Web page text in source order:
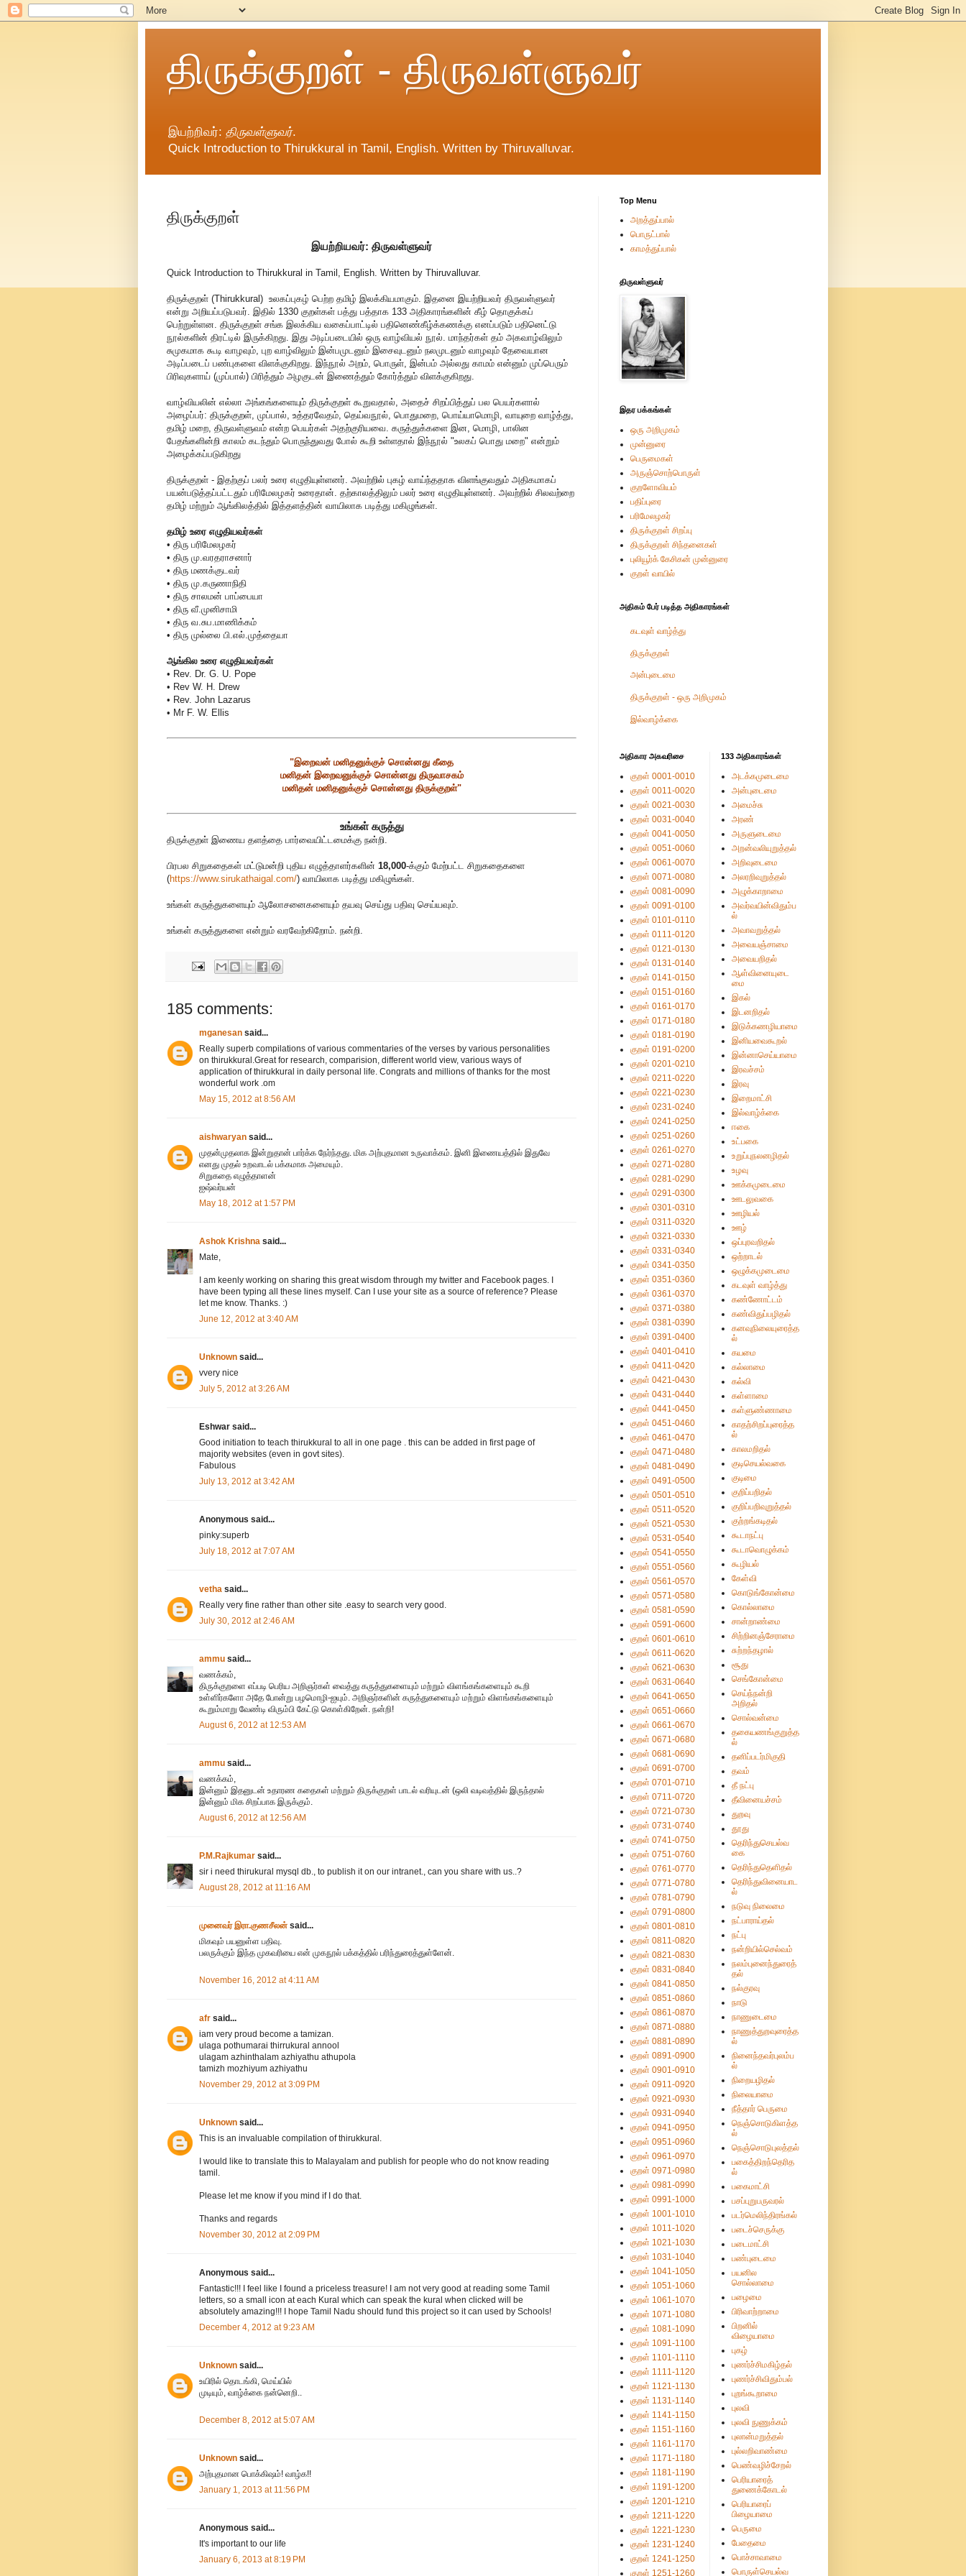
திருக்குறள் - திருவள்ளுவர்
இயற்றிவர்: திருவள்ளுவர்.
Quick Introduction to Thirukkural in Tamil, English. Written by Thiruvalluvar.
திருக்குறள்
இயற்றியவர்: திருவள்ளுவர்
Quick Introduction to Thirukkural in Tamil, English. Written by Thiruvalluvar.
திருக்குறள் (Thirukkural) உலகப்புகழ் பெற்ற தமிழ் இலக்கியமாகும். இதனை இயற்றியவர் திருவள்ளுவர்
என்று அறியப்படுபவர். இதில் 1330 குறள்கள் பத்து பத்தாக 133 அதிகாரங்களின் கீழ் தொகுக்கப்
பெற்றுள்ளன. திருக்குறள் சங்க இலக்கிய வகைப்பாட்டில் பதினெண்கீழ்க்கணக்கு எனப்படும் பதினெட்டு
நூல்களின் திரட்டில் இருக்கிறது. இது அடிப்படையில் ஒரு வாழ்வியல் நூல். மாந்தர்கள் தம் அகவாழ்விலும்
சுமுகமாக கூடி வாழவும், புற வாழ்விலும் இன்பமுடனும் இசைவுடனும் நலமுடனும் வாழவும் தேவையான
அடிப்படைப் பண்புகளை விளக்குகிறது. இந்நூல் அறம், பொருள், இன்பம் அல்லது காமம் என்னும் முப்பெரும்
பிரிவுகளாய் (முப்பால்) பிரித்தும் அழகுடன் இணைத்தும் கோர்த்தும் விளக்குகிறது.
வாழ்வியலின் எல்லா அங்கங்களையும் திருக்குறள் கூறுவதால், அதைச் சிறப்பித்துப் பல பெயர்களால்
அழைப்பர்: திருக்குறள், முப்பால், உத்தரவேதம், தெய்வநூல், பொதுமறை, பொய்யாமொழி, வாயுறை வாழ்த்து,
தமிழ் மறை, திருவள்ளுவம் என்ற பெயர்கள் அதற்குரியவை. கருத்துக்களை இன, மொழி, பாலின
பேதங்களின்றி காலம் கடந்தும் பொருந்துவது போல் கூறி உள்ளதால் இந்நூல் "உலகப் பொது மறை" என்றும்
அழைக்கப்படுகிறது
திருக்குறள் - இதற்குப் பலர் உரை எழுதியுள்ளனர். அவற்றில் புகழ் வாய்ந்ததாக விளங்குவதும் அதிகமாகப்
பயன்படுத்தப்பட்டதும் பரிமேலழகர் உரைதான். தற்காலத்திலும் பலர் உரை எழுதியுள்ளனர். அவற்றில் சிலவற்றை
தமிழ் மற்றும் ஆங்கிலத்தில் இத்தளத்தின் வாயிலாக படித்து மகிழுங்கள்.
தமிழ் உரை எழுதியவர்கள்
• திரு பரிமேலழகர்
• திரு மு.வரதராசனார்
• திரு மணக்குடவர்
• திரு மு.கருணாநிதி
• திரு சாலமன் பாப்பையா
• திரு வீ.முனிசாமி
• திரு வ.சுப.மாணிக்கம்
• திரு முல்லை பி.எல்.முத்தையா
ஆங்கில உரை எழுதியவர்கள்
• Rev. Dr. G. U. Pope
• Rev W. H. Drew
• Rev. John Lazarus
• Mr F. W. Ellis
"இறைவன் மனிதனுக்குச் சொன்னது கீதை
மனிதன் இறைவனுக்குச் சொன்னது திருவாசகம்
மனிதன் மனிதனுக்குச் சொன்னது திருக்குறள்"
உங்கள் கருத்து
திருக்குறள் இணைய தளத்தை பார்வையிட்டமைக்கு நன்றி.
பிரபல சிறுகதைகள் மட்டுமன்றி புதிய எழுத்தாளர்களின் 18,000-க்கும் மேற்பட்ட சிறுகதைகளை
(https://www.sirukathaigal.com/) வாயிலாக படித்து மகிழுங்கள்.
உங்கள் கருத்துகளையும் ஆலோசனைகளையும் தயவு செய்து பதிவு செய்யவும்.
உங்கள் கருத்துகளை என்றும் வரவேற்கிறோம். நன்றி.
185 comments:
mganesan said...
Really superb compilations of various commentaries of the verses by various personalities
on thirukkural.Great for research, comparision, different world view, various ways of
application of thirukkural in daily personal life. Congrats and millions of thanks for the most
wonderful work .om
May 15, 2012 at 8:56 AM
aishwaryan said...
முதன்முதலாக இன்றுதான் பார்க்க நேர்ந்தது. மிக அற்புதமான உருவாக்கம். இனி இணையத்தில் இதுவே
எனது முதல் உறவாடல் பக்கமாக அமையும்.
சிறுகதை எழுத்தாளன்
ஐஷ்வர்யன்
May 18, 2012 at 1:57 PM
Ashok Krishna said...
Mate,
I am keenly working on sharing this great wisdom through my twitter and Facebook pages. I
have been typing all these lines myself. Can I use your site as a source of reference? Please
let me know. Thanks. :)
June 12, 2012 at 3:40 AM
Unknown said...
vvery nice
July 5, 2012 at 3:26 AM
Eshwar said...
Good initiation to teach thirukkural to all in one page . this can be added in first page of
majority websites (even in govt sites).
Fabulous
July 13, 2012 at 3:42 AM
Anonymous said...
pinky:superb
July 18, 2012 at 7:07 AM
vetha said...
Really very fine rather than other site .easy to search very good.
July 30, 2012 at 2:46 AM
ammu said...
வணக்கம்,
திருக்குறளை எப்படி பெரிய அறிஞர்கள் வைத்து கருத்துகளையும் மற்றும் விளங்கங்களையும் கூறி
உள்ளிர்களோ அதே போன்று பழமொழி-ஐயும். அறிஞர்களின் கருத்துகளையும் மற்றும் விளங்கங்களையும்
கூறும்மாறு வேண்டி விரும்பி கேட்டு கொள்கிறேன். நன்றி!
August 6, 2012 at 12:53 AM
ammu said...
வணக்கம்,
இன்னும் இதனுடன் உதாரண கதைகள் மற்றும் திருக்குறள் பாடல் வரியுடன் (ஒலி வடிவத்தில் இருந்தால்
இன்னும் மிக சிறப்பாக இருக்கும்.
August 6, 2012 at 12:56 AM
P.M.Rajkumar said...
sir i need thirukural mysql db., to publish it on our intranet., can you share with us..?
August 28, 2012 at 11:16 AM
முனைவர் இரா.குணசீலன் said...
மிகவும் பயனுள்ள பதிவு.
பலருக்கும் இந்த முகவரியை என் முகநூல் பக்கத்தில் பரிந்துரைத்துள்ளேன்.
November 16, 2012 at 4:11 AM
afr said...
iam very proud become a tamizan.
ulaga pothumarai thirrukural annool
ulagam azhinthalam azhiyathu athupola
tamizh mozhiyum azhiyathu
November 29, 2012 at 3:09 PM
Unknown said...
This is an invaluable compilation of thirukkural.
I would like to translate this to Malayalam and publish for people who do not know reading
tamil.
Please let me know if you mind if I do that.
Thanks and regards
November 30, 2012 at 2:09 PM
Anonymous said...
Fantastic!!! I feel like I found a priceless treasure! I am not very good at reading some Tamil
letters, so a small icon at each Kural which can speak the kural when clicked will be
absolutely amazing!!! I hope Tamil Nadu should fund this project so it can used by Schools!
December 4, 2012 at 9:23 AM
Unknown said...
உயிரில் தொடங்கி, மெய்யில்
முடியும், வாழ்க்கை நன்னெறி..
December 8, 2012 at 5:07 AM
Unknown said...
அற்புதமான பொக்கிஷம்! வாழ்க!!
January 1, 2013 at 11:56 PM
Anonymous said...
It's important to our life
January 6, 2013 at 8:19 PM
Top Menu
அறத்துப்பால்
பொருட்பால்
காமத்துப்பால்
திருவள்ளுவர்
இதர பக்கங்கள்
ஒரு அறிமுகம்
முன்னுரை
பெருமைகள்
அருஞ்சொற்பொருள்
குறளோவியம்
பதிப்புரை
பரிமேலழகர்
திருக்குறள் சிறப்பு
திருக்குறள் சிந்தனைகள்
புலியூர்க் கேசிகன் முன்னுரை
குறள் வாயில்
அதிகம் பேர் படித்த அதிகாரங்கள்
கடவுள் வாழ்த்து
திருக்குறள்
அன்புடைமை
திருக்குறள் - ஒரு அறிமுகம்
இல்வாழ்க்கை
அதிகார அகவரிசை
குறள் 0001-0010
குறள் 0011-0020
குறள் 0021-0030
குறள் 0031-0040
குறள் 0041-0050
குறள் 0051-0060
குறள் 0061-0070
குறள் 0071-0080
குறள் 0081-0090
குறள் 0091-0100
குறள் 0101-0110
குறள் 0111-0120
குறள் 0121-0130
குறள் 0131-0140
குறள் 0141-0150
குறள் 0151-0160
குறள் 0161-0170
குறள் 0171-0180
குறள் 0181-0190
குறள் 0191-0200
குறள் 0201-0210
குறள் 0211-0220
குறள் 0221-0230
குறள் 0231-0240
குறள் 0241-0250
குறள் 0251-0260
குறள் 0261-0270
குறள் 0271-0280
குறள் 0281-0290
குறள் 0291-0300
குறள் 0301-0310
குறள் 0311-0320
குறள் 0321-0330
குறள் 0331-0340
குறள் 0341-0350
குறள் 0351-0360
குறள் 0361-0370
குறள் 0371-0380
குறள் 0381-0390
குறள் 0391-0400
குறள் 0401-0410
குறள் 0411-0420
குறள் 0421-0430
குறள் 0431-0440
குறள் 0441-0450
குறள் 0451-0460
குறள் 0461-0470
குறள் 0471-0480
குறள் 0481-0490
குறள் 0491-0500
குறள் 0501-0510
குறள் 0511-0520
குறள் 0521-0530
குறள் 0531-0540
குறள் 0541-0550
குறள் 0551-0560
குறள் 0561-0570
குறள் 0571-0580
குறள் 0581-0590
குறள் 0591-0600
குறள் 0601-0610
குறள் 0611-0620
குறள் 0621-0630
குறள் 0631-0640
குறள் 0641-0650
குறள் 0651-0660
குறள் 0661-0670
குறள் 0671-0680
குறள் 0681-0690
குறள் 0691-0700
குறள் 0701-0710
குறள் 0711-0720
குறள் 0721-0730
குறள் 0731-0740
குறள் 0741-0750
குறள் 0751-0760
குறள் 0761-0770
குறள் 0771-0780
குறள் 0781-0790
குறள் 0791-0800
குறள் 0801-0810
குறள் 0811-0820
குறள் 0821-0830
குறள் 0831-0840
குறள் 0841-0850
குறள் 0851-0860
குறள் 0861-0870
குறள் 0871-0880
குறள் 0881-0890
குறள் 0891-0900
குறள் 0901-0910
குறள் 0911-0920
குறள் 0921-0930
குறள் 0931-0940
குறள் 0941-0950
குறள் 0951-0960
குறள் 0961-0970
குறள் 0971-0980
குறள் 0981-0990
குறள் 0991-1000
குறள் 1001-1010
குறள் 1011-1020
குறள் 1021-1030
குறள் 1031-1040
குறள் 1041-1050
குறள் 1051-1060
குறள் 1061-1070
குறள் 1071-1080
குறள் 1081-1090
குறள் 1091-1100
குறள் 1101-1110
குறள் 1111-1120
குறள் 1121-1130
குறள் 1131-1140
குறள் 1141-1150
குறள் 1151-1160
குறள் 1161-1170
குறள் 1171-1180
குறள் 1181-1190
குறள் 1191-1200
குறள் 1201-1210
குறள் 1211-1220
குறள் 1221-1230
குறள் 1231-1240
குறள் 1241-1250
குறள் 1251-1260
133 அதிகாரங்கள்
அடக்கமுடைமை
அன்புடைமை
அமைச்சு
அரண்
அருளுடைமை
அறன்வலியுறுத்தல்
அறிவுடைமை
அலரறிவுறுத்தல்
அழுக்காறாமை
அவர்வயின்விதும்ப
ல்
அவாவறுத்தல்
அவையஞ்சாமை
அவையறிதல்
ஆள்வினையுடை
மை
இகல்
இடனறிதல்
இடுக்கணழியாமை
இனியவைகூறல்
இன்னாசெய்யாமை
இரவச்சம்
இரவு
இறைமாட்சி
இல்வாழ்க்கை
ஈகை
உட்பகை
உறுப்புநலனழிதல்
உழவு
ஊக்கமுடைமை
ஊடலுவகை
ஊழியல்
ஊழ்
ஒப்புரவறிதல்
ஒற்றாடல்
ஒழுக்கமுடைமை
கடவுள் வாழ்த்து
கண்ணோட்டம்
கண்விதுப்பழிதல்
கனவுநிலையுரைத்த
ல்
கயமை
கல்லாமை
கல்வி
கள்ளாமை
கள்ளுண்ணாமை
காதற்சிறப்புரைத்த
ல்
காலமறிதல்
குடிசெயல்வகை
குடிமை
குறிப்பறிதல்
குறிப்பறிவுறுத்தல்
குற்றங்கடிதல்
கூடாநட்பு
கூடாவொழுக்கம்
கூழியல்
கேள்வி
கொடுங்கோன்மை
கொல்லாமை
சான்றாண்மை
சிற்றினஞ்சேராமை
சுற்றந்தழால்
சூது
செங்கோன்மை
செய்ந்நன்றி
அறிதல்
சொல்வன்மை
தகையணங்குறுத்த
ல்
தனிப்படர்மிகுதி
தவம்
தீ நட்பு
தீவினையச்சம்
துறவு
தூது
தெரிந்துசெயல்வ
கை
தெரிந்துதெளிதல்
தெரிந்துவினையாட
ல்
நடுவு நிலைமை
நட்பாராய்தல்
நட்பு
நன்றியில்செல்வம்
நலம்புனைந்துரைத்
தல்
நல்குரவு
நாடு
நாணுடைமை
நாணுத்துறவுரைத்த
ல்
நினைந்தவர்புலம்ப
ல்
நிறையழிதல்
நிலையாமை
நீத்தார் பெருமை
நெஞ்சொடுகிளத்த
ல்
நெஞ்சொடுபுலத்தல்
பகைத்திறந்தெரித
ல்
பகைமாட்சி
பசப்புறுபருவரல்
படர்மெலிந்திரங்கல்
படைச்செருக்கு
படைமாட்சி
பண்புடைமை
பயனில
சொல்லாமை
பழைமை
பிரிவாற்றாமை
பிறனில்
விழையாமை
புகழ்
புணர்ச்சிமகிழ்தல்
புணர்ச்சிவிதும்பல்
புறங்கூறாமை
புலவி
புலவி நுணுக்கம்
புலான்மறுத்தல்
புல்லறிவாண்மை
பெண்வழிச்சேறல்
பெரியாரைத்
துணைக்கோடல்
பெரியாரைப்
பிழையாமை
பெருமை
பேதைமை
பொச்சாவாமை
பொருள்செயல்வ